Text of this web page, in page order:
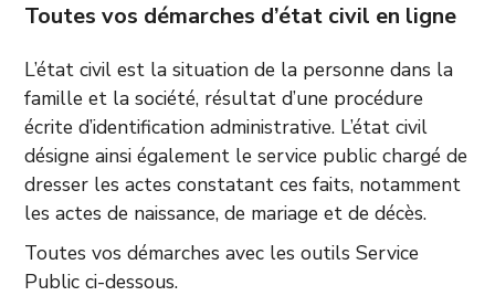
Toutes vos démarches d’état civil en ligne
L’état civil est la situation de la personne dans la
famille et la société, résultat d’une procédure
écrite d’identification administrative. L’état civil
désigne ainsi également le service public chargé de
dresser les actes constatant ces faits, notamment
les actes de naissance, de mariage et de décès.
Toutes vos démarches avec les outils Service
Public ci-dessous.